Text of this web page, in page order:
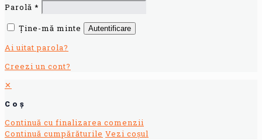
Parolă *
Ține-mă minte
Autentificare
Ai uitat parola?
Creezi un cont?
✕
Coș
Continuă cu finalizarea comenzii
Continuă cumpărăturile Vezi coșul